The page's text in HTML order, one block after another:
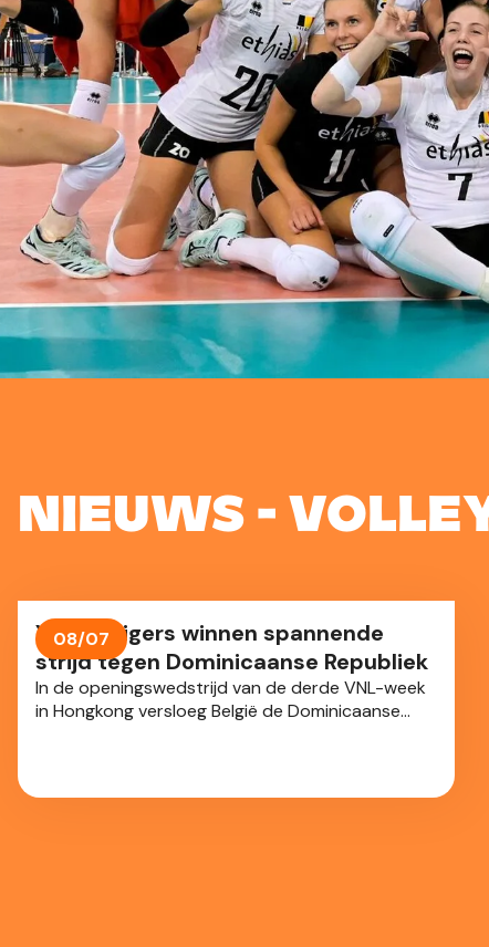
Nieuws -
Yellow Tigers winnen spannende
strijd tegen Dominicaanse Republiek
In de openingswedstrijd van de derde VNL-week
in Hongkong versloeg België de Dominicaanse
08/07